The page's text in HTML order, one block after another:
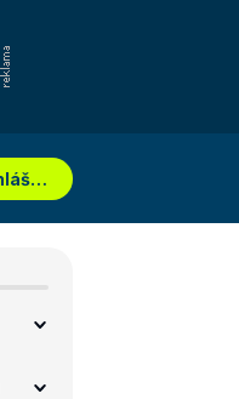
Přihlášení